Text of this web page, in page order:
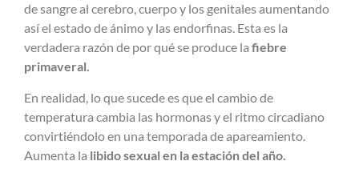
de sangre al cerebro, cuerpo y los genitales aumentando
así el estado de ánimo y las endorfinas. Esta es la
verdadera razón de por qué se produce la fiebre
primaveral.
En realidad, lo que sucede es que el cambio de
temperatura cambia las hormonas y el ritmo circadiano
convirtiéndolo en una temporada de apareamiento.
Aumenta la libido sexual en la estación del año.